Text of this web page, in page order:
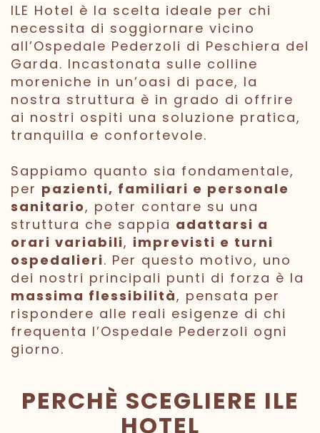
ILE Hotel è la scelta ideale per chi
necessita di soggiornare vicino
all’Ospedale Pederzoli di Peschiera del
Garda. Incastonata sulle colline
moreniche in un’oasi di pace, la
nostra struttura è in grado di offrire
ai nostri ospiti una soluzione pratica,
tranquilla e confortevole.
Sappiamo quanto sia fondamentale,
per pazienti, familiari e personale
sanitario, poter contare su una
struttura che sappia adattarsi a
orari variabili, imprevisti e turni
ospedalieri. Per questo motivo, uno
dei nostri principali punti di forza è la
massima flessibilità, pensata per
rispondere alle reali esigenze di chi
frequenta l’Ospedale Pederzoli ogni
giorno.
PERCHÈ SCEGLIERE ILE
HOTEL